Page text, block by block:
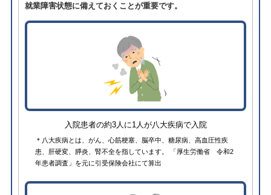
就業障害状態に備えておくことが重要です。
入院患者の約3人に1人が八大疾病で入院
＊八大疾病とは、がん、心筋梗塞、脳卒中、糖尿病、高血圧性疾
患、肝硬変、膵炎、腎不全を指しています。 「厚生労働省 令和2
年患者調査」を元に引受保険会社にて算出